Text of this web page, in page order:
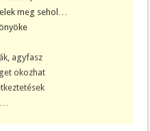
meg sehol…
agyfasz
okozhat